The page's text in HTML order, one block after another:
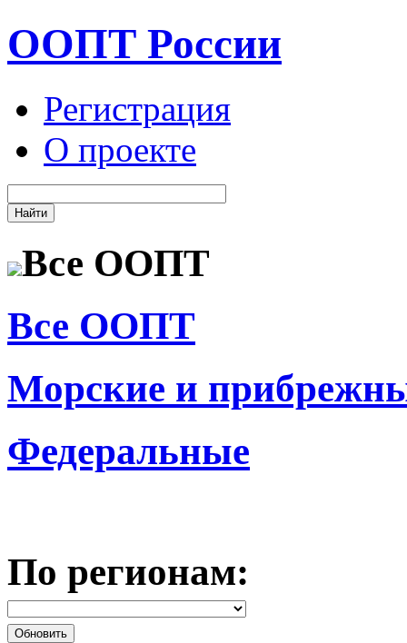
ООПТ России
Регистрация
О проекте
Все ООПТ
Все ООПТ
Морские и
Федеральные
По регионам: